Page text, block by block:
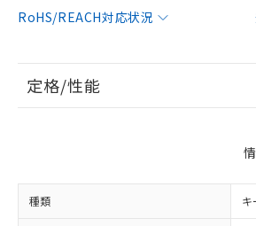
RoHS/REACH対応状況
定格/性能
種類 キ